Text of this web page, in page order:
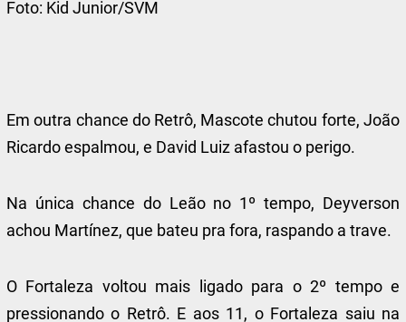
Foto: Kid Junior/SVM
Em outra chance do Retrô, Mascote chutou forte, João
Ricardo espalmou, e David Luiz afastou o perigo.
Na única chance do Leão no 1º tempo, Deyverson
achou Martínez, que bateu pra fora, raspando a trave.
O Fortaleza voltou mais ligado para o 2º tempo e
pressionando o Retrô. E aos 11, o Fortaleza saiu na